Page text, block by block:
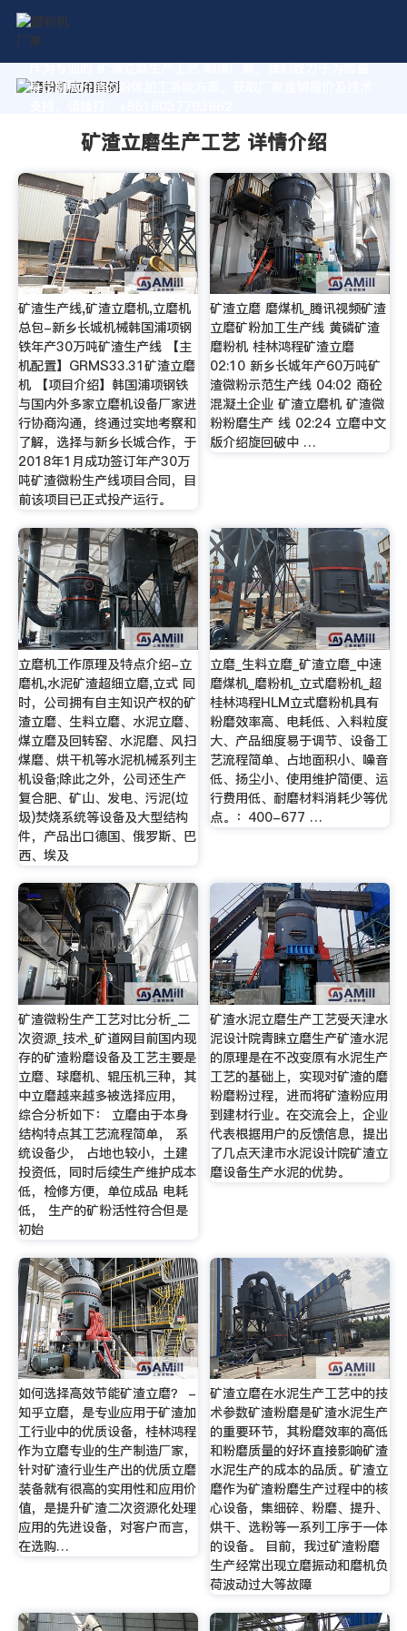
作为专业的 矿渣立磨生产工艺 制造厂家，我们致力于为您量
身定制高价值的粉体加工系统方案。获取厂家直销报价及技术
矿渣立磨生产工艺 详情介绍
矿渣生产线,矿渣立磨机,立磨机
总包-新乡长城机械韩国浦项钢
铁年产30万吨矿渣生产线 【主
机配置】GRMS33.31矿渣立磨
机 【项目介绍】韩国浦项钢铁
与国内外多家立磨机设备厂家进
行协商沟通，终通过实地考察和
了解，选择与新乡长城合作，于
2018年1月成功签订年产30万
吨矿渣微粉生产线项目合同，目
前该项目已正式投产运行。
矿渣立磨 磨煤机_腾讯视频矿渣
立磨矿粉加工生产线 黄磷矿渣
磨粉机 桂林鸿程矿渣立磨
02:10 新乡长城年产60万吨矿
渣微粉示范生产线 04:02 商砼
混凝土企业 矿渣立磨机 矿渣微
粉粉磨生产 线 02:24 立磨中文
版介绍旋回破中 …
立磨机工作原理及特点介绍-立
磨机,水泥矿渣超细立磨,立式 同
时，公司拥有自主知识产权的矿
渣立磨、生料立磨、水泥立磨、
煤立磨及回转窑、水泥磨、风扫
煤磨、烘干机等水泥机械系列主
机设备;除此之外，公司还生产
复合肥、矿山、发电、污泥(垃
圾)焚烧系统等设备及大型结构
件，产品出口德国、俄罗斯、巴
西、埃及
立磨_生料立磨_矿渣立磨_中速
磨煤机_磨粉机_立式磨粉机_超
桂林鸿程HLM立式磨粉机具有
粉磨效率高、电耗低、入料粒度
大、产品细度易于调节、设备工
艺流程简单、占地面积小、噪音
低、扬尘小、使用维护简便、运
行费用低、耐磨材料消耗少等优
点。：400-677 …
矿渣微粉生产工艺对比分析_二
次资源_技术_矿道网目前国内现
存的矿渣粉磨设备及工艺主要是
立磨、球磨机、辊压机三种，其
中立磨越来越多被选择应用，
综合分析如下： 立磨由于本身
结构特点其工艺流程简单， 系
统设备少， 占地也较小，土建
投资低，同时后续生产维护成本
低，检修方便，单位成品 电耗
低， 生产的矿粉活性符合但是
初始
矿渣水泥立磨生产工艺受天津水
泥设计院青睐立磨生产矿渣水泥
的原理是在不改变原有水泥生产
工艺的基础上，实现对矿渣的磨
粉磨粉过程，进而将矿渣粉应用
到建材行业。在交流会上，企业
代表根据用户的反馈信息，提出
了几点天津市水泥设计院矿渣立
磨设备生产水泥的优势。
如何选择高效节能矿渣立磨？ -
知乎立磨，是专业应用于矿渣加
工行业中的优质设备，桂林鸿程
作为立磨专业的生产制造厂家，
针对矿渣行业生产出的优质立磨
装备就有很高的实用性和应用价
值，是提升矿渣二次资源化处理
应用的先进设备，对客户而言，
在选购…
矿渣立磨在水泥生产工艺中的技
术参数矿渣粉磨是矿渣水泥生产
的重要环节，其粉磨效率的高低
和粉磨质量的好坏直接影响矿渣
水泥生产的成本的品质。矿渣立
磨作为矿渣粉磨生产过程中的核
心设备，集细碎、粉磨、提升、
烘干、选粉等一系列工序于一体
的设备。 目前，我过矿渣粉磨
生产经常出现立磨振动和磨机负
荷波动过大等故障